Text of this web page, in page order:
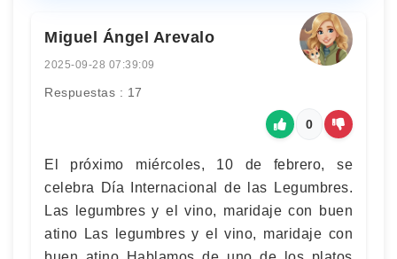
Miguel Ángel Arevalo
2025-09-28 07:39:09
Respuestas : 17
0
El próximo miércoles, 10 de febrero, se
celebra Día Internacional de las Legumbres.
Las legumbres y el vino, maridaje con buen
atino Las legumbres y el vino, maridaje con